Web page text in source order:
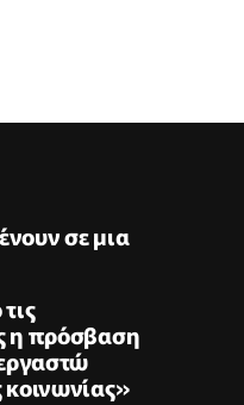
σε μια
η πρόσβαση